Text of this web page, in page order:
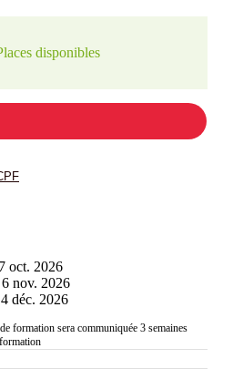
disponibles
oct. 2026
nov. 2026
déc. 2026
formation sera communiquée 3 semaines